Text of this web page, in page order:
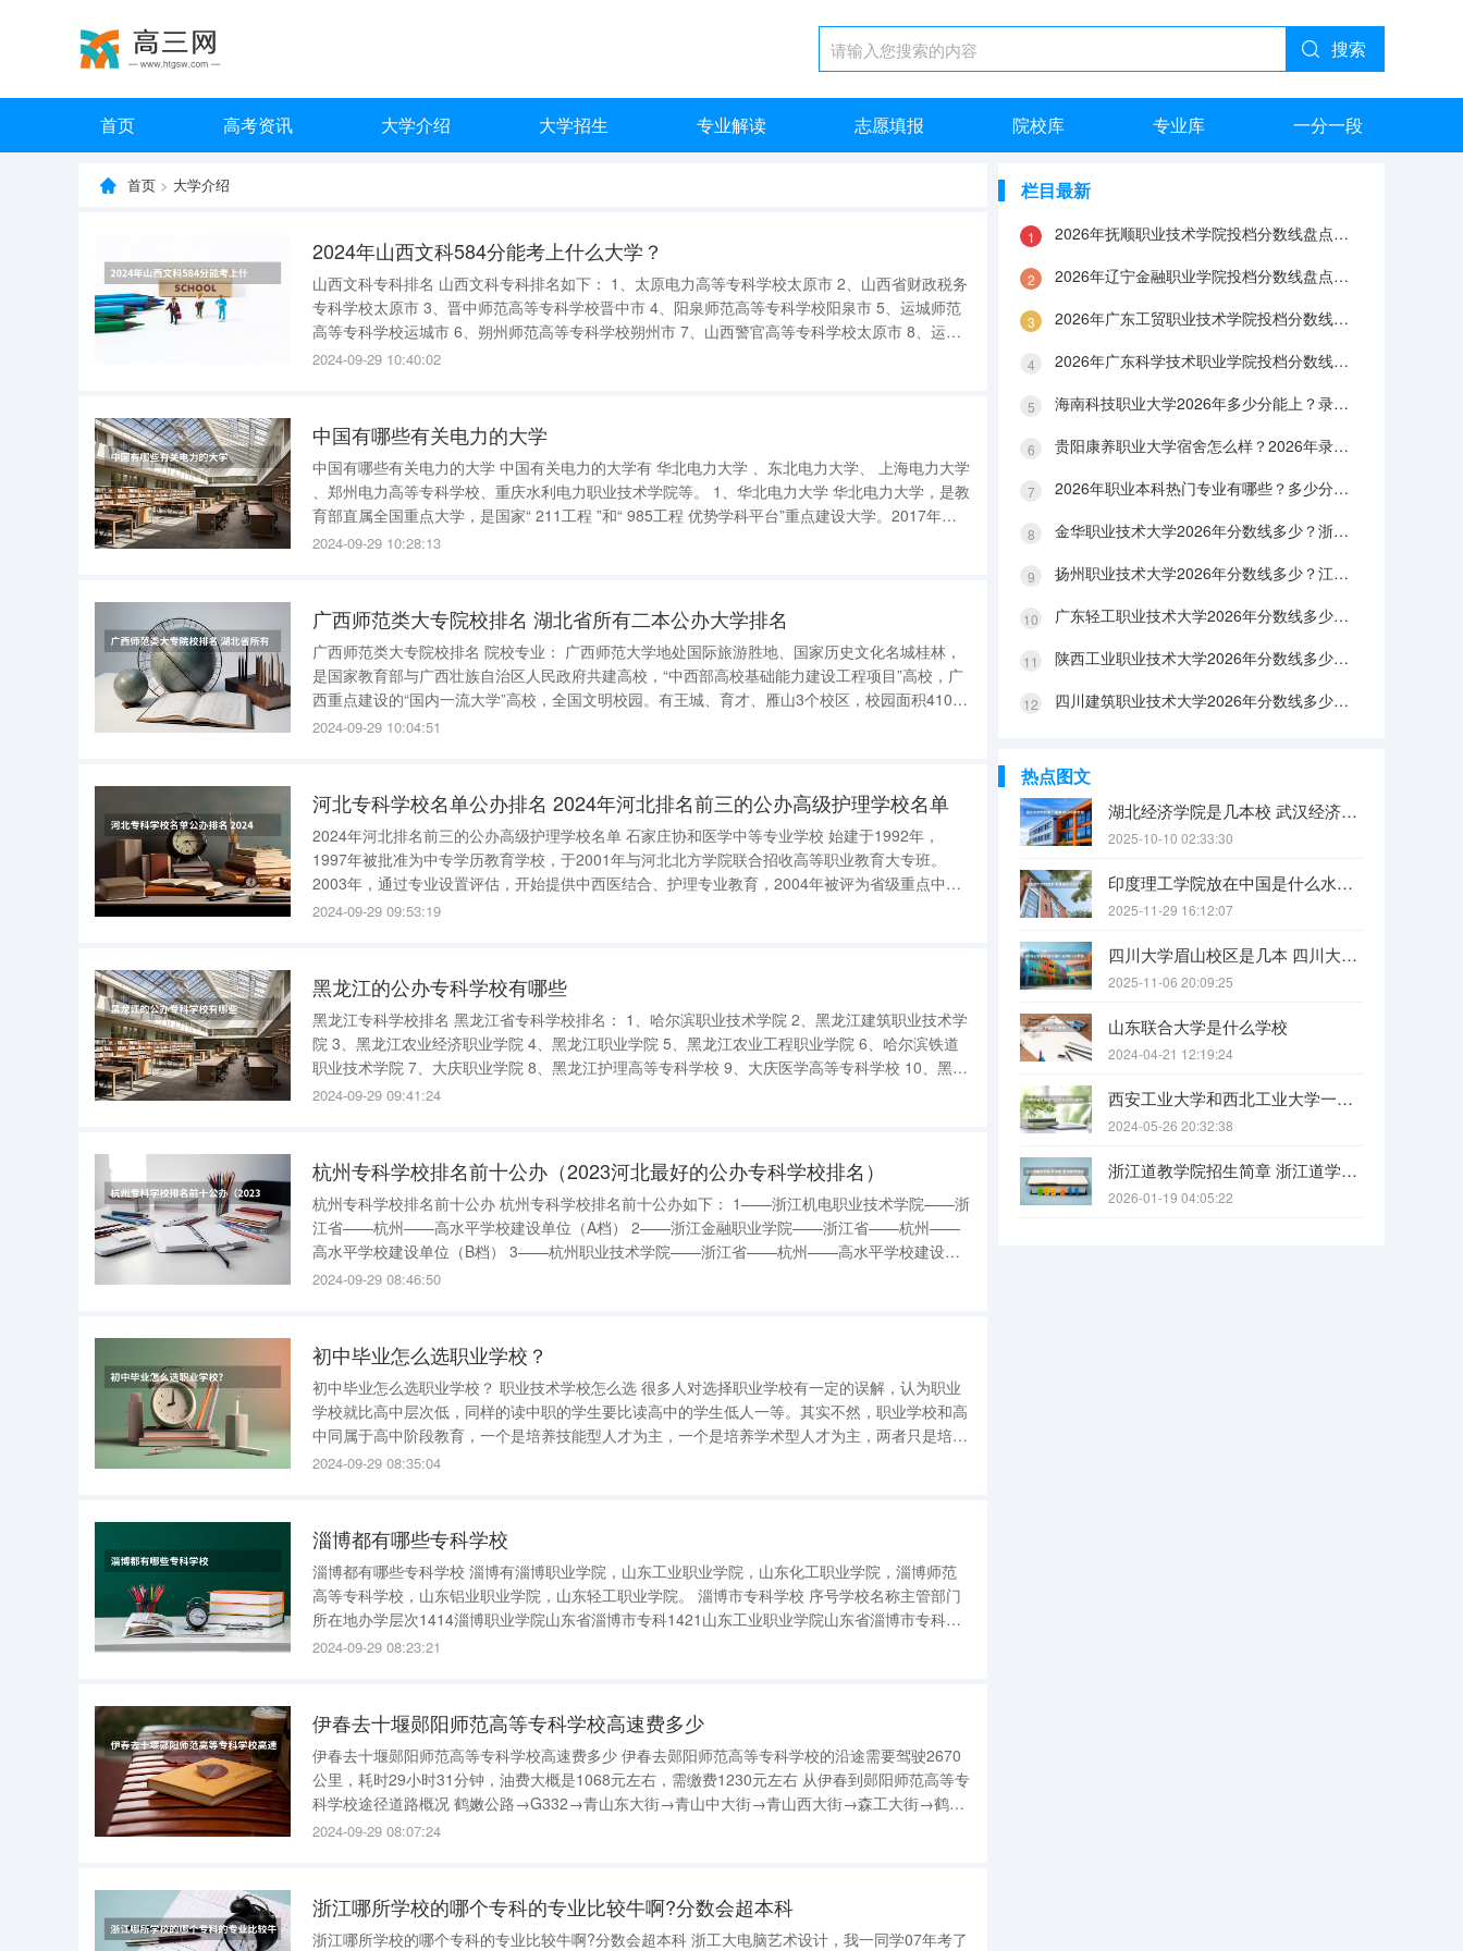
搜索
首页 高考资讯 大学介绍 大学招生 专业解读 志愿填报 院校库 专业库 一分一段
首页 > 大学介绍
2024年山西文科584分能考上什么大学？
山西文科专科排名 山西文科专科排名如下： 1、太原电力高等专科学校太原市 2、山西省财政税务
专科学校太原市 3、晋中师范高等专科学校晋中市 4、阳泉师范高等专科学校阳泉市 5、运城师范
高等专科学校运城市 6、朔州师范高等专科学校朔州市 7、山西警官高等专科学校太原市 8、运城
幼儿师范高等专科学校运城市 9、山西药科职业学院太原市 10、大同煤炭职业技术学院大同市
2024-09-29 10:40:02
中国有哪些有关电力的大学
中国有哪些有关电力的大学 中国有关电力的大学有 华北电力大学 、东北电力大学、 上海电力大学
、郑州电力高等专科学校、重庆水利电力职业技术学院等。 1、华北电力大学 华北电力大学，是教
育部直属全国重点大学，是国家“ 211工程 ”和“ 985工程 优势学科平台”重点建设大学。2017年，
学校进入国家 “双一流”建设高校 行列，重点建设能源电力科学与工程学科群，全面开启了建
2024-09-29 10:28:13
广西师范类大专院校排名 湖北省所有二本公办大学排名
广西师范类大专院校排名 院校专业： 广西师范大学地处国际旅游胜地、国家历史文化名城桂林，
是国家教育部与广西壮族自治区人民政府共建高校，“中西部高校基础能力建设工程项目”高校，广
西重点建设的“国内一流大学”高校，全国文明校园。有王城、育才、雁山3个校区，校园面积4100
多亩；在职教职员工2500多人，全日制本科生近27000人，硕士研究生7000多人，博士研究生350
2024-09-29 10:04:51
河北专科学校名单公办排名 2024年河北排名前三的公办高级护理学校名单
2024年河北排名前三的公办高级护理学校名单 石家庄协和医学中等专业学校 始建于1992年，
1997年被批准为中专学历教育学校，于2001年与河北北方学院联合招收高等职业教育大专班。
2003年，通过专业设置评估，开始提供中西医结合、护理专业教育，2004年被评为省级重点中等
职业学校，2008年通过河北省卫生厅专业复评。学校设有河北北方学院、河北大学成人大专教学
2024-09-29 09:53:19
黑龙江的公办专科学校有哪些
黑龙江专科学校排名 黑龙江省专科学校排名： 1、哈尔滨职业技术学院 2、黑龙江建筑职业技术学
院 3、黑龙江农业经济职业学院 4、黑龙江职业学院 5、黑龙江农业工程职业学院 6、哈尔滨铁道
职业技术学院 7、大庆职业学院 8、黑龙江护理高等专科学校 9、大庆医学高等专科学校 10、黑龙
2024-09-29 09:41:24
杭州专科学校排名前十公办（2023河北最好的公办专科学校排名）
杭州专科学校排名前十公办 杭州专科学校排名前十公办如下： 1——浙江机电职业技术学院——浙
江省——杭州——高水平学校建设单位（A档） 2——浙江金融职业学院——浙江省——杭州——
高水平学校建设单位（B档） 3——杭州职业技术学院——浙江省——杭州——高水平学校建设单
位（B档） 4——浙江建设职业技术学院——浙江省——杭州——高水平专业群建设单位（A档） 5
2024-09-29 08:46:50
初中毕业怎么选职业学校？
初中毕业怎么选职业学校？ 职业技术学校怎么选 很多人对选择职业学校有一定的误解，认为职业
学校就比高中层次低，同样的读中职的学生要比读高中的学生低人一等。其实不然，职业学校和高
中同属于高中阶段教育，一个是培养技能型人才为主，一个是培养学术型人才为主，两者只是培养
人才的方向不同而已，并没有高低之分。 如何选择职业学校呢？选择职业学校需要考虑三个方面
2024-09-29 08:35:04
淄博都有哪些专科学校
淄博都有哪些专科学校 淄博有淄博职业学院，山东工业职业学院，山东化工职业学院，淄博师范
高等专科学校，山东铝业职业学院，山东轻工职业学院。 淄博市专科学校 序号学校名称主管部门
所在地办学层次1414淄博职业学院山东省淄博市专科1421山东工业职业学院山东省淄博市专科
1422山东化工职业学院山东省淄博市专科1429淄博师范高等专科学校山东省淄博市专科1434山东
2024-09-29 08:23:21
伊春去十堰郧阳师范高等专科学校高速费多少
伊春去十堰郧阳师范高等专科学校高速费多少 伊春去郧阳师范高等专科学校的沿途需要驾驶2670
公里，耗时29小时31分钟，油费大概是1068元左右，需缴费1230元左右 从伊春到郧阳师范高等专
科学校途径道路概况 鹤嫩公路→G332→青山东大街→青山中大街→青山西大街→森工大街→鹤哈
高速→日月峡服务区→鹤哈高速→哈尔滨绕城高速→机场高速→阳明滩大道→达康路→三环路辅路
2024-09-29 08:07:24
浙江哪所学校的哪个专科的专业比较牛啊?分数会超本科
浙江哪所学校的哪个专科的专业比较牛啊?分数会超本科 浙工大电脑艺术设计，我一同学07年考了
栏目最新
2026年抚顺职业技术学院投档分数线盘点：录取分数、生活与就业指南
2026年辽宁金融职业学院投档分数线盘点：录取分数、生活与就业指南
2026年广东工贸职业技术学院投档分数线盘点：录取分数、生活与就业指南
2026年广东科学技术职业学院投档分数线盘点：录取分数、生活与就业指南
海南科技职业大学2026年多少分能上？录取分数线与生活成本解答
贵阳康养职业大学宿舍怎么样？2026年录取分数、费用及入学手续
2026年职业本科热门专业有哪些？多少分能上？绿牌专业有哪些？
金华职业技术大学2026年分数线多少？浙江考生563分能上吗？机械专业好就业吗？
扬州职业技术大学2026年分数线多少？江苏考生528分能上吗？医养照护好就业吗？
广东轻工职业技术大学2026年分数线多少？广东考生542分能上吗？
陕西工业职业技术大学2026年分数线多少？陕西考生355分能上吗？机械专业好就业吗？
四川建筑职业技术大学2026年分数线多少？四川考生510分能上吗？建筑专业好就业吗？
热点图文
湖北经济学院是几本校 武汉经济学院是几本
2025-10-10 02:33:30
印度理工学院放在中国是什么水平？
2025-11-29 16:12:07
四川大学眉山校区是几本 四川大学锦江学院是几本？咋样？
2025-11-06 20:09:25
山东联合大学是什么学校
2024-04-21 12:19:24
西安工业大学和西北工业大学一样吗
2024-05-26 20:32:38
浙江道教学院招生简章 浙江道学院报考条件要求
2026-01-19 04:05:22